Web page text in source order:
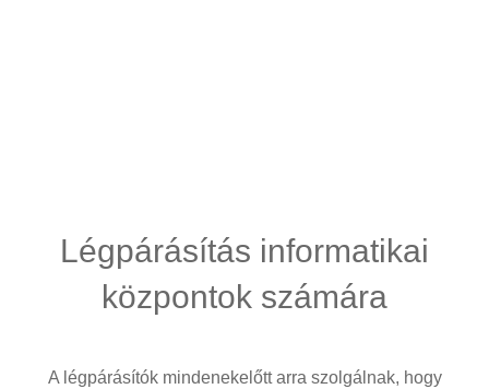
Légpárásítás informatikai
központok számára
A légpárásítók mindenekelőtt arra szolgálnak, hogy